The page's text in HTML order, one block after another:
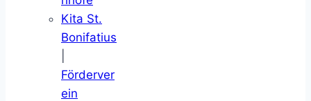
Kita St.
Bonifatius
Förderver
ein